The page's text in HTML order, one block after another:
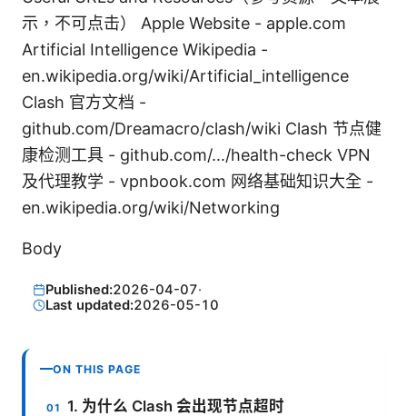
示，不可点击） Apple Website - apple.com
Artificial Intelligence Wikipedia -
en.wikipedia.org/wiki/Artificial_intelligence
Clash 官方文档 -
github.com/Dreamacro/clash/wiki Clash 节点健
康检测工具 - github.com/.../health-check VPN
及代理教学 - vpnbook.com 网络基础知识大全 -
en.wikipedia.org/wiki/Networking
Body
Published:2026-04-07·
Last updated:2026-05-10
ON THIS PAGE
1. 为什么 Clash 会出现节点超时